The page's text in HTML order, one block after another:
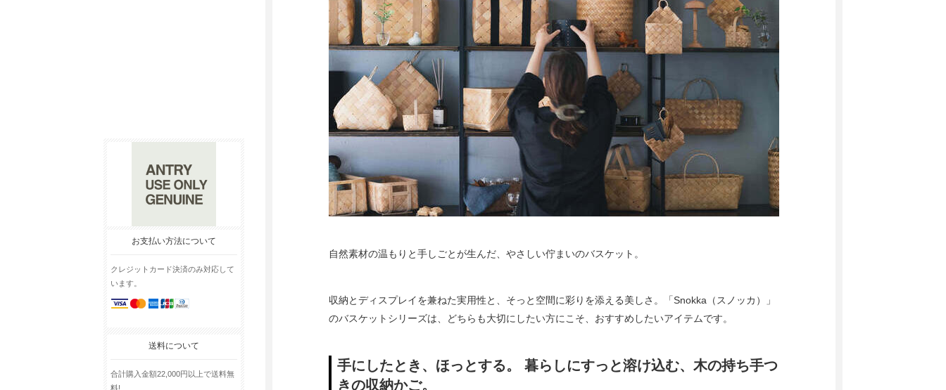
お支払い方法について
クレジットカード決済のみ対応して
います。
送料について
合計購入金額22,000円以上で送料無
料!
自然素材の温もりと手しごとが生んだ、やさしい佇まいのバスケット。
収納とディスプレイを兼ねた実用性と、そっと空間に彩りを添える美しさ。「Snokka（スノッカ）」
のバスケットシリーズは、どちらも大切にしたい方にこそ、おすすめしたいアイテムです。
手にしたとき、ほっとする。 暮らしにすっと溶け込む、木の持ち手つ
きの収納かご。